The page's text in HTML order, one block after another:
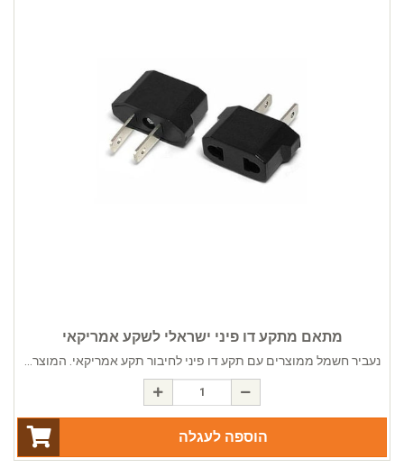
מתאם מתקע דו פיני ישראלי לשקע אמריקאי
נעביר חשמל ממוצרים עם תקע דו פיני לחיבור תקע אמריקאי. המוצר...
הוספה לעגלה